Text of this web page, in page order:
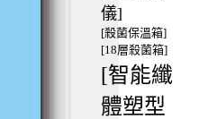
儀]
[殺菌保溫箱]
[18層殺菌箱]
[智能纖
體塑型